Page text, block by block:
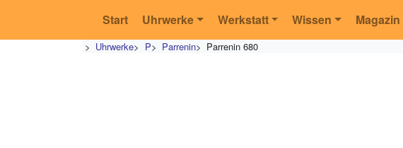
Start Uhrwerke Werkstatt Wissen Magazin
> Uhrwerke> P> Parrenin> Parrenin 680